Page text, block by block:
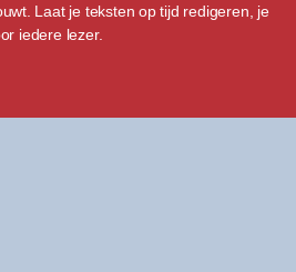
Laat je teksten op tijd redigeren, je
iedere lezer.